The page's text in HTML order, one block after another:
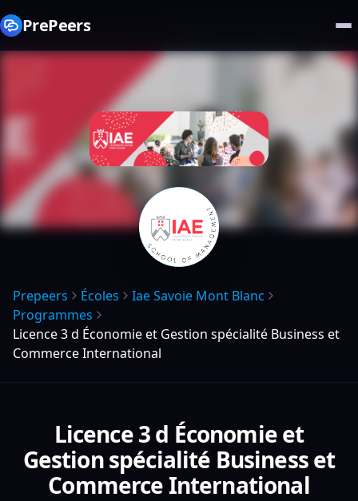
PrePeers
Prepeers Écoles
Iae Savoie Mont Blanc
Programmes
Licence 3 d Économie et Gestion spécialité Business et
Commerce International
Licence 3 d Économie et
Gestion spécialité Business et
Commerce International